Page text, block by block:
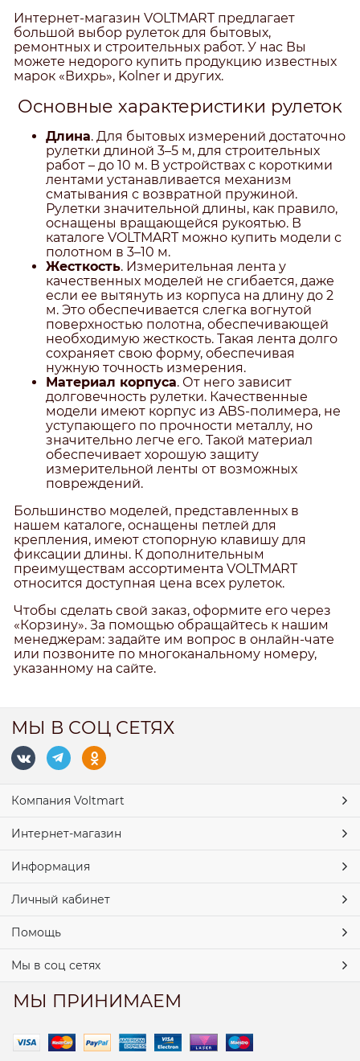
Интернет-магазин VOLTMART предлагает
большой выбор рулеток для бытовых,
ремонтных и строительных работ. У нас Вы
можете недорого купить продукцию известных
марок «Вихрь», Kolner и других.
Основные характеристики рулеток
Длина. Для бытовых измерений достаточно
рулетки длиной 3–5 м, для строительных
работ – до 10 м. В устройствах с короткими
лентами устанавливается механизм
сматывания с возвратной пружиной.
Рулетки значительной длины, как правило,
оснащены вращающейся рукоятью. В
каталоге VOLTMART можно купить модели с
полотном в 3–10 м.
Жесткость. Измерительная лента у
качественных моделей не сгибается, даже
если ее вытянуть из корпуса на длину до 2
м. Это обеспечивается слегка вогнутой
поверхностью полотна, обеспечивающей
необходимую жесткость. Такая лента долго
сохраняет свою форму, обеспечивая
нужную точность измерения.
Материал корпуса. От него зависит
долговечность рулетки. Качественные
модели имеют корпус из ABS-полимера, не
уступающего по прочности металлу, но
значительно легче его. Такой материал
обеспечивает хорошую защиту
измерительной ленты от возможных
повреждений.
Большинство моделей, представленных в
нашем каталоге, оснащены петлей для
крепления, имеют стопорную клавишу для
фиксации длины. К дополнительным
преимуществам ассортимента VOLTMART
относится доступная цена всех рулеток.
Чтобы сделать свой заказ, оформите его через
«Корзину». За помощью обращайтесь к нашим
менеджерам: задайте им вопрос в онлайн-чате
или позвоните по многоканальному номеру,
указанному на сайте.
МЫ В СОЦ СЕТЯХ
Компания Voltmart
Интернет-магазин
Информация
Личный кабинет
Помощь
Мы в соц сетях
МЫ ПРИНИМАЕМ